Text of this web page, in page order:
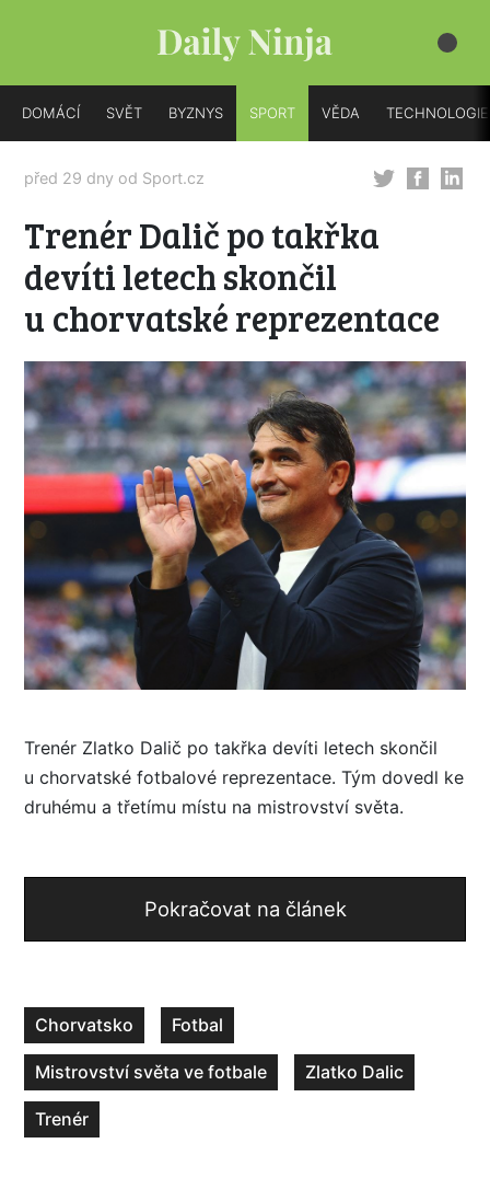
DOMÁCÍ SVĚT BYZNYS SPORT VĚDA TECHNOLOGIE
před 29 dny od Sport.cz
Trenér Dalič po takřka
devíti letech skončil
u chorvatské reprezentace
Trenér Zlatko Dalič po takřka devíti letech skončil
u chorvatské fotbalové reprezentace. Tým dovedl ke
druhému a třetímu místu na mistrovství světa.
Pokračovat na článek
Chorvatsko Fotbal
Mistrovství světa ve fotbale Zlatko Dalic
Trenér